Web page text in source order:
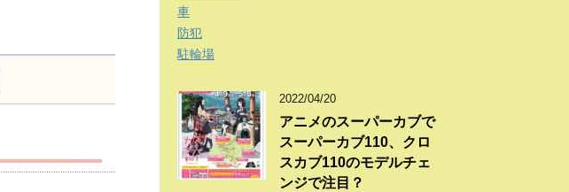
車
防犯
駐輪場
2022/04/20
アニメのスーパーカブで
スーパーカブ110、クロ
スカブ110のモデルチェ
ンジで注目？